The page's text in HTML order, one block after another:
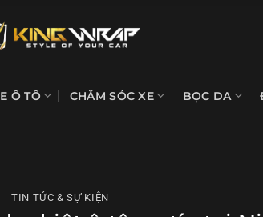
Ô TÔ CHĂM SÓC XE BỌC DA
TIN TỨC & SỰ KIỆN